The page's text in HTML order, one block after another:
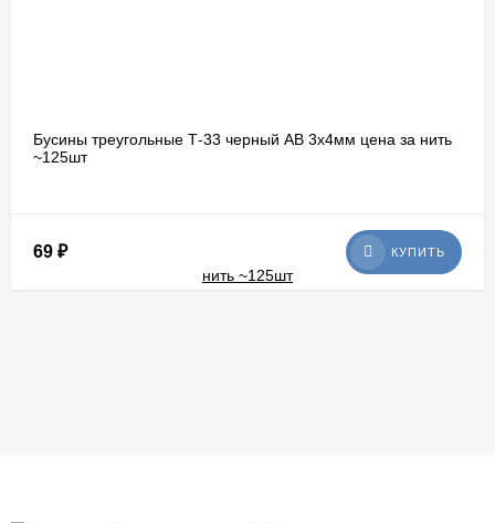
Бусины треугольные Т-33 черный АВ 3х4мм цена за нить
~125шт
69 ₽ КУПИТЬ